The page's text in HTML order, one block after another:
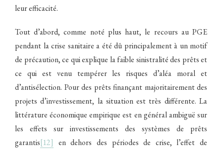
leur efficacité.
Tout d’abord, comme noté plus haut, le recours au PGE
pendant la crise sanitaire a été dû principalement à un motif
de précaution, ce qui explique la faible sinistralité des prêts et
ce qui est venu tempérer les risques d’aléa moral et
d’antisélection. Pour des prêts finançant majoritairement des
projets d’investissement, la situation est très différente. La
littérature économique empirique est en général ambiguë sur
les effets sur investissements des systèmes de prêts
garantis[12] en dehors des périodes de crise, l’effet de